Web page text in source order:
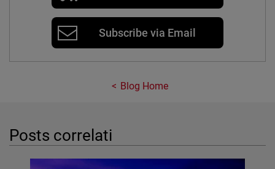
Subscribe via Email
Blog Home
Posts correlati